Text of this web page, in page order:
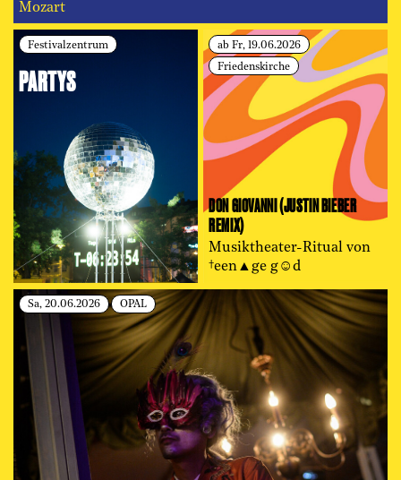
Mozart
Festivalzentrum
PARTYS
ab Fr, 19.06.2026
Friedenskirche
DON GIOVANNI (JUSTIN BIEBER
REMIX)
Musiktheater-Ritual von
†een▲ge g☺d
Sa, 20.06.2026 OPAL